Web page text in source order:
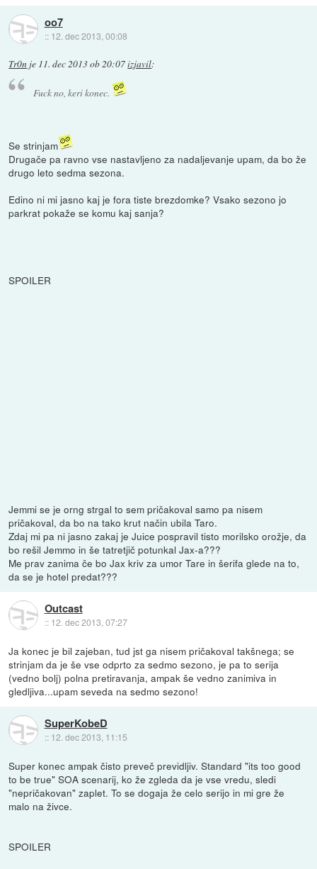
oo7
:: 12. dec 2013, 00:08
Tr0n je 11. dec 2013 ob 20:07izjavil:
Fuck no, keri konec.
Se strinjam
Drugače pa ravno vse nastavljeno za nadaljevanje upam, da bo že
drugo leto sedma sezona.
Edino ni mi jasno kaj je fora tiste brezdomke? Vsako sezono jo
parkrat pokaže se komu kaj sanja?
SPOILER
Jemmi se je orng strgal to sem pričakoval samo pa nisem
pričakoval, da bo na tako krut način ubila Taro.
Zdaj mi pa ni jasno zakaj je Juice pospravil tisto morilsko orožje, da
bo rešil Jemmo in še tatretjič potunkal Jax-a???
Me prav zanima če bo Jax kriv za umor Tare in šerifa glede na to,
da se je hotel predat???
Outcast
:: 12. dec 2013, 07:27
Ja konec je bil zajeban, tud jst ga nisem pričakoval takšnega; se
strinjam da je še vse odprto za sedmo sezono, je pa to serija
(vedno bolj) polna pretiravanja, ampak še vedno zanimiva in
gledljiva...upam seveda na sedmo sezono!
SuperKobeD
:: 12. dec 2013, 11:15
Super konec ampak čisto preveč previdljiv. Standard "its too good
to be true" SOA scenarij, ko že zgleda da je vse vredu, sledi
"nepričakovan" zaplet. To se dogaja že celo serijo in mi gre že
malo na živce.
SPOILER